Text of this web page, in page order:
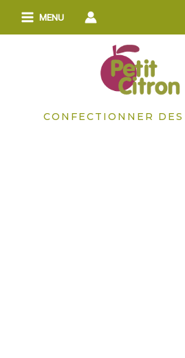
MENU
CONFECTIONNER